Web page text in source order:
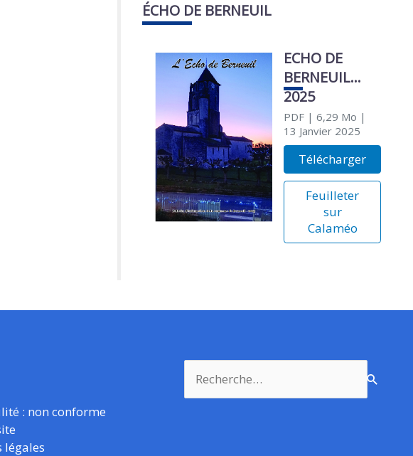
ÉCHO DE BERNEUIL
ECHO DE
BERNEUIL
2025
PDF| 6,29 Mo |
13 Janvier 2025
Télécharger
Feuilleter
sur
Calaméo
: non conforme
légales